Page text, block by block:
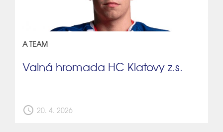
A TEAM
Valná hromada HC Klatovy z.s.
schedule 20. 4. 2026